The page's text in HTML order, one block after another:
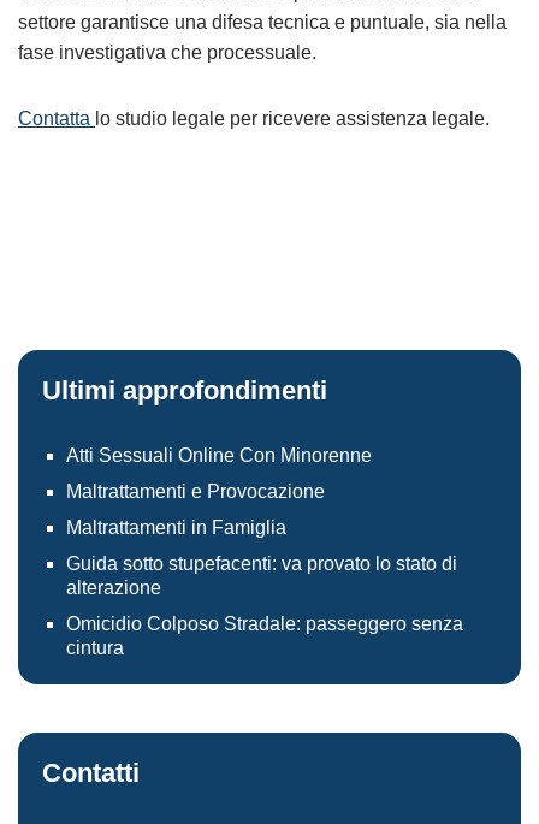
settore garantisce una difesa tecnica e puntuale, sia nella
fase investigativa che processuale.
Contatta lo studio legale per ricevere assistenza legale.
Ultimi approfondimenti
Atti Sessuali Online Con Minorenne
Maltrattamenti e Provocazione
Maltrattamenti in Famiglia
Guida sotto stupefacenti: va provato lo stato di
alterazione
Omicidio Colposo Stradale: passeggero senza
cintura
Contatti